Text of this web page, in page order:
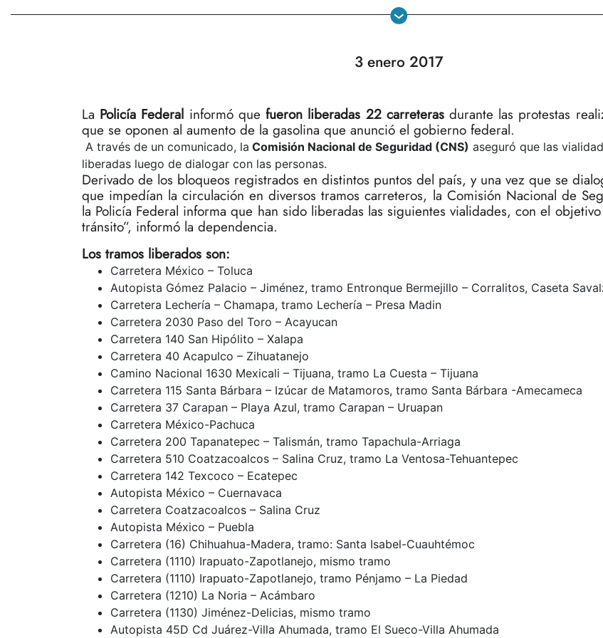
3 enero 2017
La Policía Federal informó que fueron liberadas 22 carreteras durante las protestas
que se oponen al aumento de la gasolina que anunció el gobierno federal.
A través de un comunicado, la Comisión Nacional de Seguridad (CNS) aseguró que las
liberadas luego de dialogar con las personas.
Derivado de los bloqueos registrados en distintos puntos del país, y una vez que se
que impedían la circulación en diversos tramos carreteros, la Comisión Nacional de
la Policía Federal informa que han sido liberadas las siguientes vialidades, con el
tránsito”, informó la dependencia.
Los tramos liberados son:
Carretera México – Toluca
Autopista Gómez Palacio – Jiménez, tramo Entronque Bermejillo – Corralitos, Caseta
Carretera Lechería – Chamapa, tramo Lechería – Presa Madin
Carretera 2030 Paso del Toro – Acayucan
Carretera 140 San Hipólito – Xalapa
Carretera 40 Acapulco – Zihuatanejo
Camino Nacional 1630 Mexicali – Tijuana, tramo La Cuesta – Tijuana
Carretera 115 Santa Bárbara – Izúcar de Matamoros, tramo Santa Bárbara -Amecameca
Carretera 37 Carapan – Playa Azul, tramo Carapan – Uruapan
Carretera México-Pachuca
Carretera 200 Tapanatepec – Talismán, tramo Tapachula-Arriaga
Carretera 510 Coatzacoalcos – Salina Cruz, tramo La Ventosa-Tehuantepec
Carretera 142 Texcoco – Ecatepec
Autopista México – Cuernavaca
Carretera Coatzacoalcos – Salina Cruz
Autopista México – Puebla
Carretera (16) Chihuahua-Madera, tramo: Santa Isabel-Cuauhtémoc
Carretera (1110) Irapuato-Zapotlanejo, mismo tramo
Carretera (1110) Irapuato-Zapotlanejo, tramo Pénjamo – La Piedad
Carretera (1210) La Noria – Acámbaro
Carretera (1130) Jiménez-Delicias, mismo tramo
Autopista 45D Cd Juárez-Villa Ahumada, tramo El Sueco-Villa Ahumada